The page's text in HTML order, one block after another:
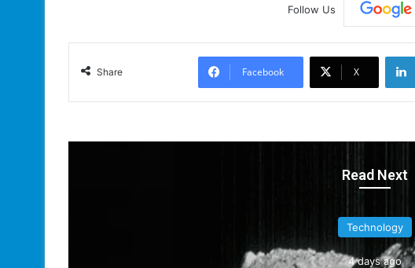
Follow Us
Share Facebook X
Read Next
Technology
4 days ago